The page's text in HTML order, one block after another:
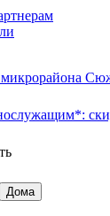
микрорайона
Дома